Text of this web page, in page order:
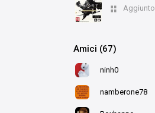
Aggiunto
Amici (67)
ninh0
namberone78